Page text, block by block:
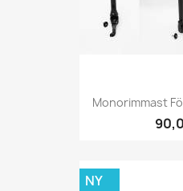
Monorimmast
NY